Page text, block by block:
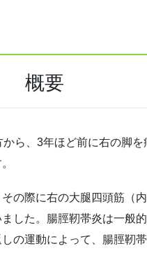
概要
ら、3年ほど前に右の脚
の際に右の大腿四頭筋（
した。腸脛靭帯炎は一般
の運動によって、腸脛靭